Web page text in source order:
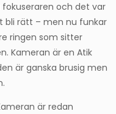
och det var
rätt – men nu funkar
ringen som sitter
Kameran är en Atik
är ganska brusig men
är redan